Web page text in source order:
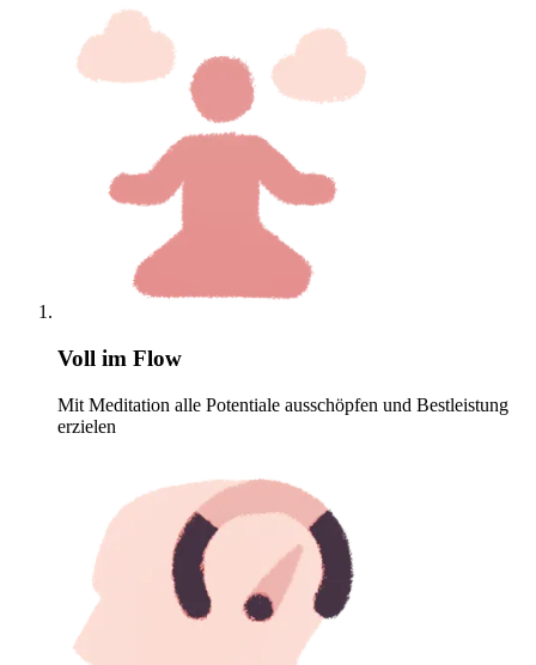
Voll im Flow
Mit Meditation alle Potentiale ausschöpfen und Bestleistung
erzielen